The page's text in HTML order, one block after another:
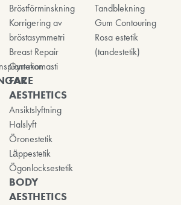
Bröstförminskning
Korrigering av
bröstasymmetri
Breast Repair
Gynekomasti
FACE
AESTHETICS
Ansiktslyftning
Halslyft
Öronestetik
Läppestetik
Ögonlocksestetik
BODY
AESTHETICS
Tandblekning
Gum Contouring
Rosa estetik
(tandestetik)